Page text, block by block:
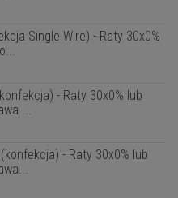
Single Wire) - Raty 30x0%
- Raty 30x0% lub
...
- Raty 30x0% lub